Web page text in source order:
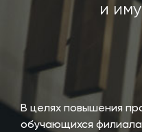
и
В целях повышения
обучающихся